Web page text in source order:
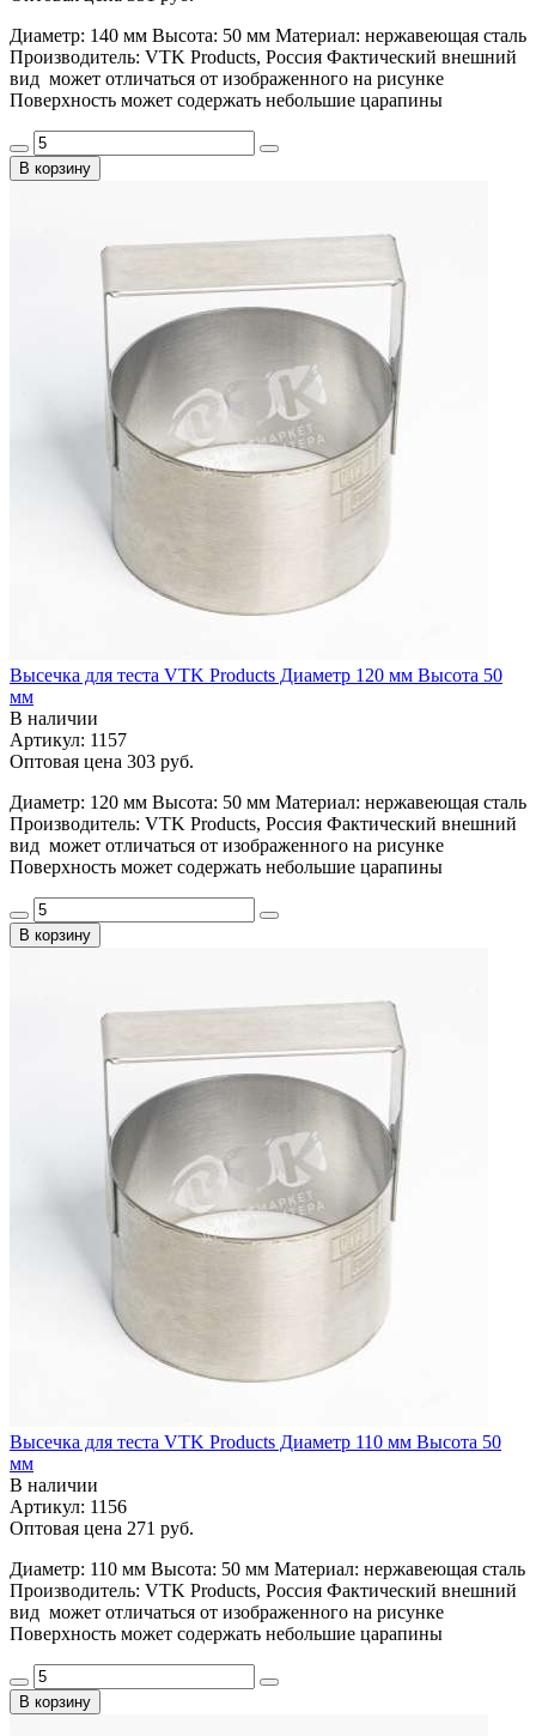
Диаметр: 140 мм Высота: 50 мм Материал: нержавеющая сталь
Производитель: VTK Products, Россия Фактический внешний
вид может отличаться от изображенного на рисунке
Поверхность может содержать небольшие царапины
В корзину
Высечка для теста VTK Products Диаметр 120 мм Высота 50
мм
В наличии
Артикул: 1157
Оптовая цена 303 руб.
Диаметр: 120 мм Высота: 50 мм Материал: нержавеющая сталь
Производитель: VTK Products, Россия Фактический внешний
вид может отличаться от изображенного на рисунке
Поверхность может содержать небольшие царапины
В корзину
Высечка для теста VTK Products Диаметр 110 мм Высота 50
мм
В наличии
Артикул: 1156
Оптовая цена 271 руб.
Диаметр: 110 мм Высота: 50 мм Материал: нержавеющая сталь
Производитель: VTK Products, Россия Фактический внешний
вид может отличаться от изображенного на рисунке
Поверхность может содержать небольшие царапины
В корзину